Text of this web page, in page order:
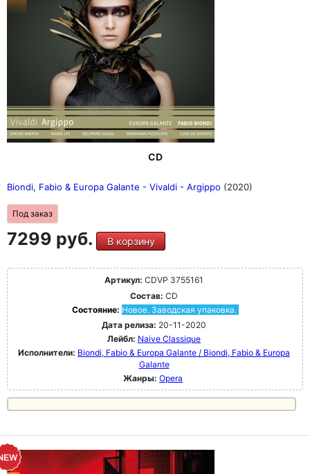
CD
Biondi, Fabio & Europa Galante - Vivaldi - Argippo (2020)
Под заказ
7299 руб. В корзину
Артикул: CDVP 3755161
Состав: CD
Состояние: Новое. Заводская упаковка.
Дата релиза: 20-11-2020
Лейбл: Naive Classique
Исполнители: Biondi, Fabio & Europa Galante / Biondi, Fabio & Europa
Galante
Жанры: Opera